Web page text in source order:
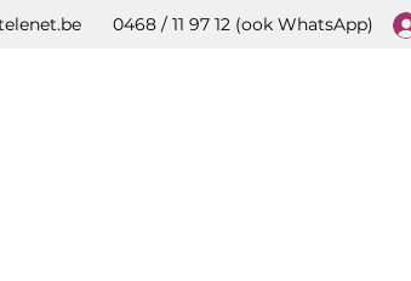
0468 / 11 97 12 (ook WhatsApp)